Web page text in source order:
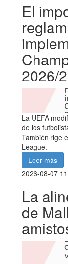
El
2026/
La UEFA
de los
También rige
League.
Leer más
2026-08-07
La
de